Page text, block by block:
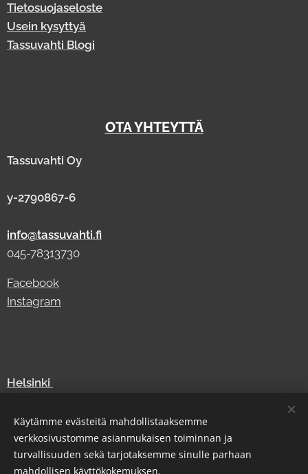
Tietosuojaseloste
Usein kysyttyä
Tassuvahti Blogi
OTA YHTEYTTÄ
Tassuvahti Oy
y-2790867-6
info@tassuvahti.fi
045-78313730
Facebook
Instagram
Helsinki
Espoo
Turku
Tampere
Käytämme evästeitä mahdollistaaksemme
verkkosivustomme asianmukaisen toiminnan ja
turvallisuuden sekä tarjotaksemme sinulle parhaan
mahdollisen käyttökokemuksen.